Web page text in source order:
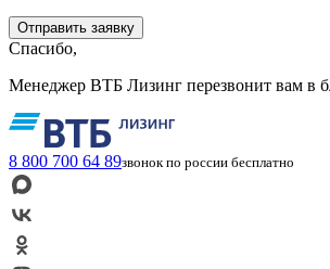
Спасибо,
Менеджер ВТБ Лизинг перезвонит вам в
8 800 700 64 89звонок по россии бесплатно